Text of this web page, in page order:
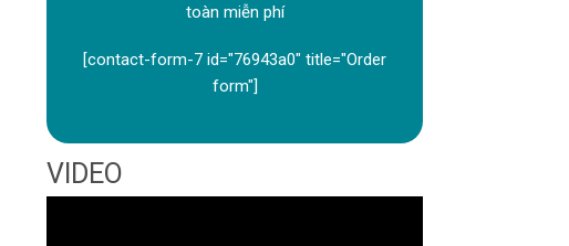
toàn miễn phí
[contact-form-7 id="76943a0" title="Order
form"]
VIDEO